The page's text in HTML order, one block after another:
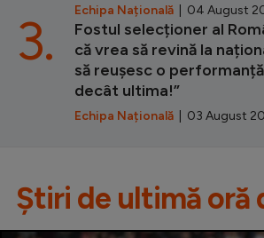
Echipa Națională | 04 August
Fostul selecționer al
că vrea să revină la
să reușesc o
decât ultima!”
Echipa Națională | 03 August
3.
Știri de ultimă oră